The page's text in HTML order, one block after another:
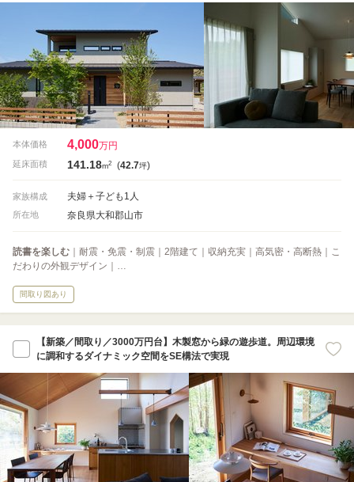
本体価格 4,000万円
延床面積 141.18m2 (42.7坪)
家族構成 夫婦＋子ども1人
所在地 奈良県大和郡山市
読書を楽しむ ｜耐震・免震・制震｜2階建て｜収納充実｜高気密・高断熱｜こ
だわりの外観デザイン｜…
間取り図あり
【新築／間取り／3000万円台】木製窓から緑の遊歩道。周辺環境
に調和するダイナミック空間をSE構法で実現